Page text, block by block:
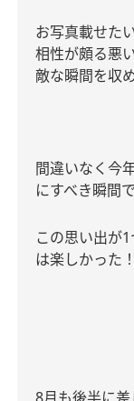
お写真載せた
相性が頗る悪
敵な瞬間を収
間違いなく今
にすべき瞬間
この思い出が1
は楽しかった